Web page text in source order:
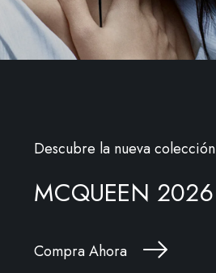
Descubre la nueva colección
MCQUEEN 2026
Compra Ahora